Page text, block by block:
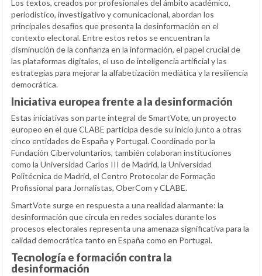
Los textos, creados por profesionales del ámbito académico,
periodístico, investigativo y comunicacional, abordan los
principales desafíos que presenta la desinformación en el
contexto electoral. Entre estos retos se encuentran la
disminución de la confianza en la información, el papel crucial de
las plataformas digitales, el uso de inteligencia artificial y las
estrategias para mejorar la alfabetización mediática y la resiliencia
democrática.
Iniciativa europea frente a la desinformación
Estas iniciativas son parte integral de SmartVote, un proyecto
europeo en el que CLABE participa desde su inicio junto a otras
cinco entidades de España y Portugal. Coordinado por la
Fundación Cibervoluntarios, también colaboran instituciones
como la Universidad Carlos III de Madrid, la Universidad
Politécnica de Madrid, el Centro Protocolar de Formação
Profissional para Jornalistas, OberCom y CLABE.
SmartVote surge en respuesta a una realidad alarmante: la
desinformación que circula en redes sociales durante los
procesos electorales representa una amenaza significativa para la
calidad democrática tanto en España como en Portugal.
Tecnología e formación contra la
desinformación